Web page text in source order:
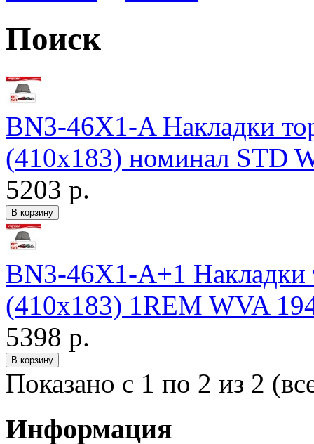
Поиск
BN3-46X1-A Накладки
(410х183) номинал STD
5203 р.
BN3-46X1-A+1
(410х183) 1REM WVA
5398 р.
Показано с 1 по 2 из 2
Информация